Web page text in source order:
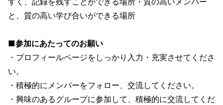
と、質の高い学び合いができる場所
■参加にあたってのお願い
・プロフィールページをしっかり入力・充実させてくださ
い。
・積極的にメンバーをフォロー、交流してください。
・興味のあるグループに参加して、積極的に交流してくだ